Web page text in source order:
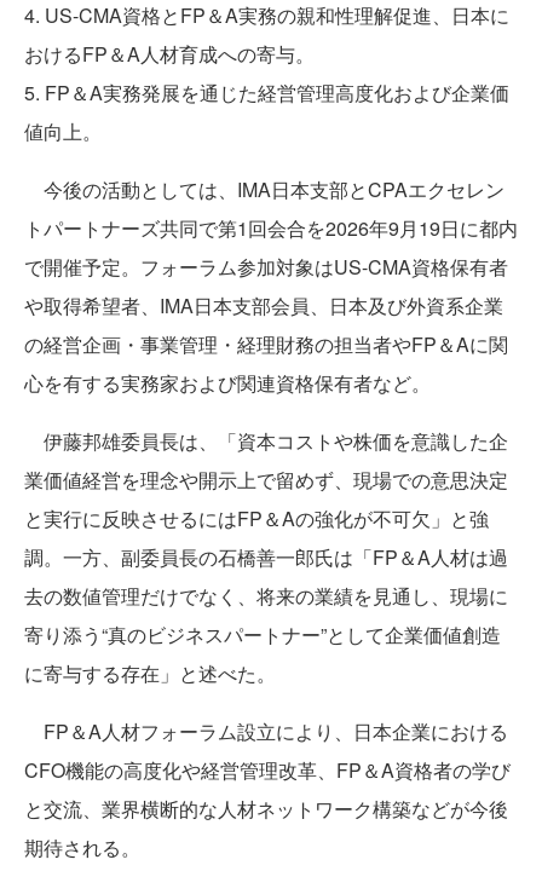
4. US-CMA資格とFP＆A実務の親和性理解促進、日本に
おけるFP＆A人材育成への寄与。
5. FP＆A実務発展を通じた経営管理高度化および企業価
値向上。
今後の活動としては、IMA日本支部とCPAエクセレン
トパートナーズ共同で第1回会合を2026年9月19日に都内
で開催予定。フォーラム参加対象はUS-CMA資格保有者
や取得希望者、IMA日本支部会員、日本及び外資系企業
の経営企画・事業管理・経理財務の担当者やFP＆Aに関
心を有する実務家および関連資格保有者など。
伊藤邦雄委員長は、「資本コストや株価を意識した企
業価値経営を理念や開示上で留めず、現場での意思決定
と実行に反映させるにはFP＆Aの強化が不可欠」と強
調。一方、副委員長の石橋善一郎氏は「FP＆A人材は過
去の数値管理だけでなく、将来の業績を見通し、現場に
寄り添う“真のビジネスパートナー”として企業価値創造
に寄与する存在」と述べた。
FP＆A人材フォーラム設立により、日本企業における
CFO機能の高度化や経営管理改革、FP＆A資格者の学び
と交流、業界横断的な人材ネットワーク構築などが今後
期待される。